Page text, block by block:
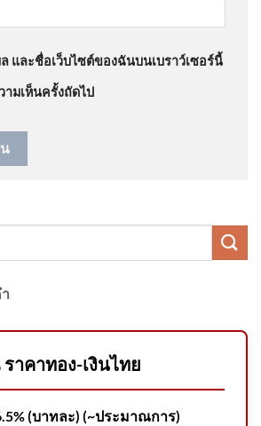
nevertheless many hurdles and
uncertainty remain
ปย.ประชาชนทุกช
แฉพฤติกรรม ด.ญ.เมียนมา บุก
14 ในห้องน้ำโรงเรียน โซเชียลแชร์ไม่
และชื่อเว็บไซต์ของฉันบนเบราว์เซอร์นี้
มเห็นครั้งถัดไป
ราคาทอง-เงินไทย
(บาทละ) (~ประมาณการ)